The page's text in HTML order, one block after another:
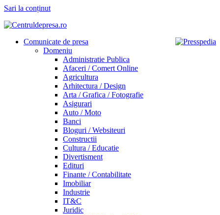
Sari la conținut
Comunicate de presa
Domeniu
Administratie Publica
Afaceri / Comert Online
Agricultura
Arhitectura / Design
Arta / Grafica / Fotografie
Asigurari
Auto / Moto
Banci
Bloguri / Websiteuri
Constructii
Cultura / Educatie
Divertisment
Edituri
Finante / Contabilitate
Imobiliar
Industrie
IT&C
Juridic